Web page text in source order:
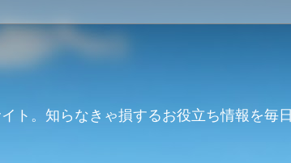
ト。知らなきゃ損するお役立ち情報を毎日